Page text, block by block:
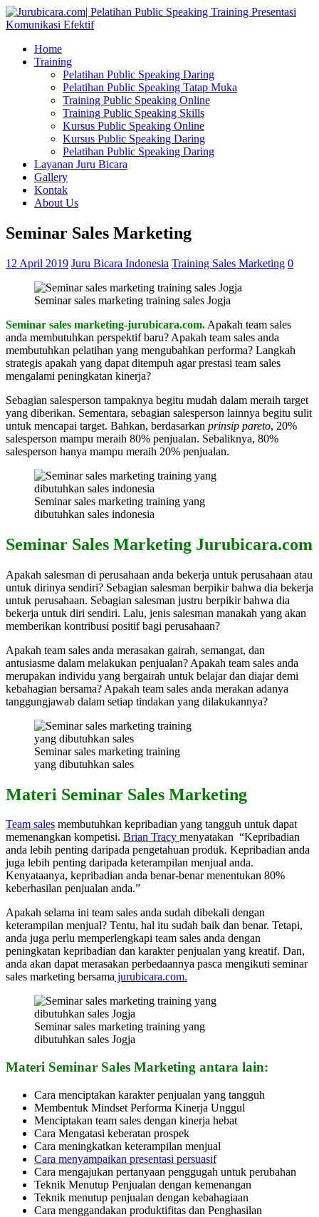
Home
Training
Pelatihan Public Speaking Daring
Pelatihan Public Speaking Tatap Muka
Training Public Speaking Online
Training Public Speaking Skills
Kursus Public Speaking Online
Kursus Public Speaking Daring
Pelatihan Public Speaking Daring
Layanan Juru Bicara
Gallery
Kontak
About Us
Seminar Sales Marketing
12 April 2019 Juru Bicara Indonesia Training Sales Marketing 0
Seminar sales marketing training sales Jogja
Seminar sales marketing-jurubicara.com. Apakah team sales
anda membutuhkan perspektif baru? Apakah team sales anda
membutuhkan pelatihan yang mengubahkan performa? Langkah
strategis apakah yang dapat ditempuh agar prestasi team sales
mengalami peningkatan kinerja?
Sebagian salesperson tampaknya begitu mudah dalam meraih target
yang diberikan. Sementara, sebagian salesperson lainnya begitu sulit
untuk mencapai target. Bahkan, berdasarkan prinsip pareto, 20%
salesperson mampu meraih 80% penjualan. Sebaliknya, 80%
salesperson hanya mampu meraih 20% penjualan.
Seminar sales marketing training yang
dibutuhkan sales indonesia
Seminar Sales Marketing Jurubicara.com
Apakah salesman di perusahaan anda bekerja untuk perusahaan atau
untuk dirinya sendiri? Sebagian salesman berpikir bahwa dia bekerja
untuk perusahaan. Sebagian salesman justru berpikir bahwa dia
bekerja untuk diri sendiri. Lalu, jenis salesman manakah yang akan
memberikan kontribusi positif bagi perusahaan?
Apakah team sales anda merasakan gairah, semangat, dan
antusiasme dalam melakukan penjualan? Apakah team sales anda
merupakan individu yang bergairah untuk belajar dan diajar demi
kebahagian bersama? Apakah team sales anda merakan adanya
tanggungjawab dalam setiap tindakan yang dilakukannya?
Seminar sales marketing training
yang dibutuhkan sales
Materi Seminar Sales Marketing
Team sales membutuhkan kepribadian yang tangguh untuk dapat
memenangkan kompetisi. Brian Tracy menyatakan “Kepribadian
anda lebih penting daripada pengetahuan produk. Kepribadian anda
juga lebih penting daripada keterampilan menjual anda.
Kenyataanya, kepribadian anda benar-benar menentukan 80%
keberhasilan penjualan anda.”
Apakah selama ini team sales anda sudah dibekali dengan
keterampilan menjual? Tentu, hal itu sudah baik dan benar. Tetapi,
anda juga perlu memperlengkapi team sales anda dengan
peningkatan kepribadian dan karakter penjualan yang kreatif. Dan,
anda akan dapat merasakan perbedaannya pasca mengikuti seminar
sales marketing bersama jurubicara.com.
Seminar sales marketing training yang
dibutuhkan sales Jogja
Materi Seminar Sales Marketing antara lain:
Cara menciptakan karakter penjualan yang tangguh
Membentuk Mindset Performa Kinerja Unggul
Menciptakan team sales dengan kinerja hebat
Cara Mengatasi keberatan prospek
Cara meningkatkan keterampilan menjual
Cara menyampaikan presentasi persuasif
Cara mengajukan pertanyaan penggugah untuk perubahan
Teknik Menutup Penjualan dengan kemenangan
Teknik menutup penjualan dengan kebahagiaan
Cara menggandakan produktifitas dan Penghasilan